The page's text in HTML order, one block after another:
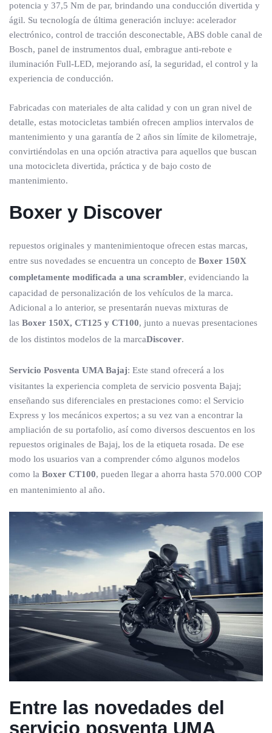
potencia y 37,5 Nm de par, brindando una conducción divertida y
ágil. Su tecnología de última generación incluye: acelerador
electrónico, control de tracción desconectable, ABS doble canal de
Bosch, panel de instrumentos dual, embrague anti-rebote e
iluminación Full-LED, mejorando así, la seguridad, el control y la
experiencia de conducción.
Fabricadas con materiales de alta calidad y con un gran nivel de
detalle, estas motocicletas también ofrecen amplios intervalos de
mantenimiento y una garantía de 2 años sin límite de kilometraje,
convirtiéndolas en una opción atractiva para aquellos que buscan
una motocicleta divertida, práctica y de bajo costo de
mantenimiento.
Boxer y Discover
repuestos originales y mantenimientoque ofrecen estas marcas,
entre sus novedades se encuentra un concepto de Boxer 150X
completamente modificada a una scrambler, evidenciando la
capacidad de personalización de los vehículos de la marca.
Adicional a lo anterior, se presentarán nuevas mixturas de
las Boxer 150X, CT125 y CT100, junto a nuevas presentaciones
de los distintos modelos de la marcaDiscover.
Servicio Posventa UMA Bajaj: Este stand ofrecerá a los
visitantes la experiencia completa de servicio posventa Bajaj;
enseñando sus diferenciales en prestaciones como: el Servicio
Express y los mecánicos expertos; a su vez van a encontrar la
ampliación de su portafolio, así como diversos descuentos en los
repuestos originales de Bajaj, los de la etiqueta rosada. De ese
modo los usuarios van a comprender cómo algunos modelos
como la Boxer CT100, pueden llegar a ahorra hasta 570.000 COP
en mantenimiento al año.
Entre las novedades del
servicio posventa UMA